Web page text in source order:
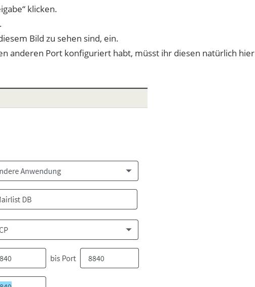
klicken.
Bild zu sehen sind, ein.
anderen Port konfiguriert habt, müsst ihr diesen natürlich hier